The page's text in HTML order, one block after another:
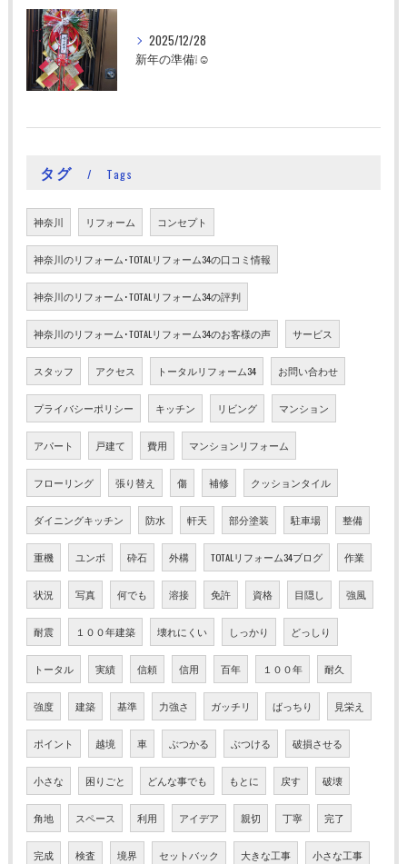
2025/12/28
新年の準備❕☺
タグ Tags
神奈川 リフォーム コンセプト
神奈川のリフォーム･TOTALリフォーム34の口コミ情報
神奈川のリフォーム･TOTALリフォーム34の評判
神奈川のリフォーム･TOTALリフォーム34のお客様の声 サービス
スタッフ アクセス トータルリフォーム34 お問い合わせ
プライバシーポリシー キッチン リビング マンション
アパート 戸建て 費用 マンションリフォーム
フローリング 張り替え 傷 補修 クッションタイル
ダイニングキッチン 防水 軒天 部分塗装 駐車場 整備
重機 ユンボ 砕石 外構 TOTALリフォーム34ブログ 作業
状況 写真 何でも 溶接 免許 資格 目隠し 強風
耐震 １００年建築 壊れにくい しっかり どっしり
トータル 実績 信頼 信用 百年 １００年 耐久
強度 建築 基準 力強さ ガッチリ ばっちり 見栄え
ポイント 越境 車 ぶつかる ぶつける 破損させる
小さな 困りごと どんな事でも もとに 戻す 破壊
角地 スペース 利用 アイデア 親切 丁寧 完了
完成 検査 境界 セットバック 大きな工事 小さな工事